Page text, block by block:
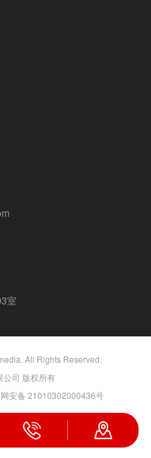
室
All Rights Reserved.
公司 版权所有
安备 21010302000436号